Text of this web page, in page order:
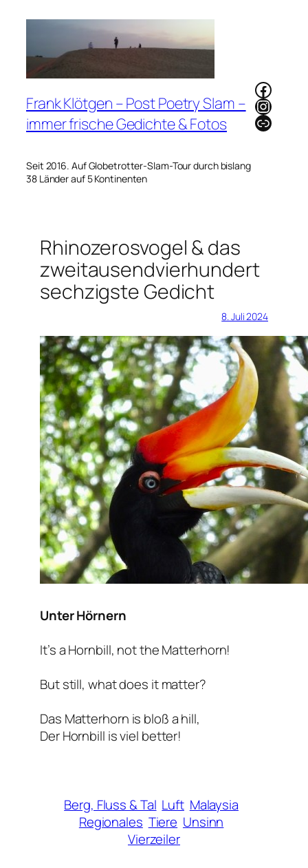
Frank Klötgen – Post Poetry Slam –
immer frische Gedichte & Fotos
Seit 2016. Auf Globetrotter-Slam-Tour durch bislang
38 Länder auf 5 Kontinenten
Link
Rhinozerosvogel & das
zweitausendvierhundert
sechzigste Gedicht
8. Juli 2024
Unter Hörnern
It’s a Hornbill, not the Matterhorn!
But still, what does it matter?
Das Matterhorn is bloß a hill,
Der Hornbill is viel better!
Berg, Fluss & Tal Luft Malaysia
Regionales Tiere Unsinn
Vierzeiler